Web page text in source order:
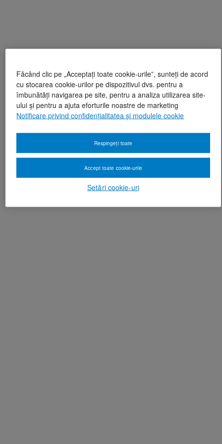
Făcând clic pe „Acceptați toate cookie-urile”, sunteți de acord
cu stocarea cookie-urilor pe dispozitivul dvs. pentru a
îmbunătăți navigarea pe site, pentru a analiza utilizarea site-
ului și pentru a ajuta eforturile noastre de marketing
Notificare privind confidențialitatea și modulele cookie
Setări cookie-uri
Respingeți toate
Accept toate cookie-urile